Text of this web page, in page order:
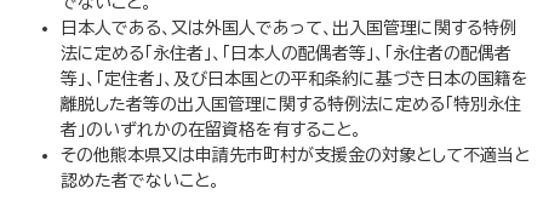
日本人である、又は外国人であって、出入国管理に関する特例
法に定める「永住者」、「日本人の配偶者等」、「永住者の配偶者
等」、「定住者」、及び日本国との平和条約に基づき日本の国籍を
離脱した者等の出入国管理に関する特例法に定める「特別永住
者」のいずれかの在留資格を有すること。
その他熊本県又は申請先市町村が支援金の対象として不適当と
認めた者でないこと。